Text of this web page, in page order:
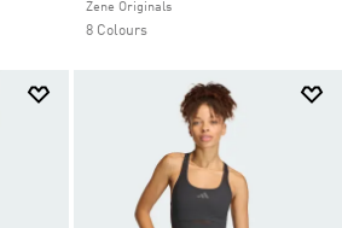
Žene Originals
8 Colours